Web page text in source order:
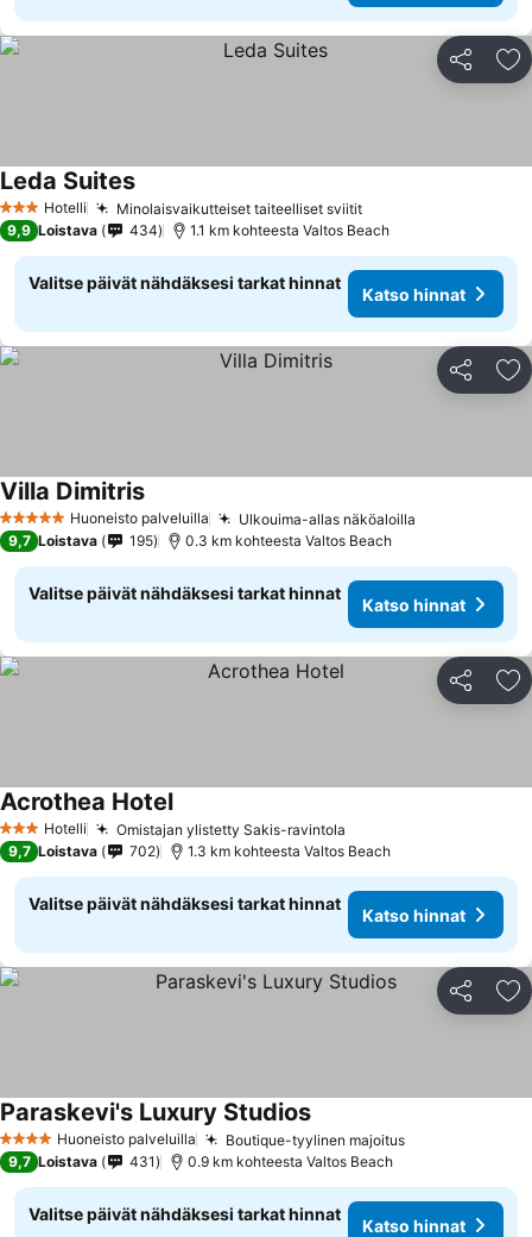
Jaa
3 Tähtiluokitus
Hotelli Minolaisvaikutteiset taiteelliset sviititKatso hinnat
Leda SuitesKatso hinnat
9,9 Loistava 434 1.1 km kohteesta Valtos Beach
Valitse päivät nähdäksesi tarkat hinnat
Katso hinnat
Jaa
5 TähtiluokitusHuoneisto palveluilla Ulkouima-allas näköaloilla
Villa DimitrisKatso hinnat
9,7 Loistava 195 0.3 km kohteesta Valtos Beach
Valitse päivät nähdäksesi tarkat hinnat
Katso hinnat
Jaa
3 Tähtiluokitus
Hotelli Omistajan ylistetty Sakis-ravintola
Acrothea HotelKatso hinnat
9,7 Loistava 702 1.3 km kohteesta Valtos Beach
Valitse päivät nähdäksesi tarkat hinnat
Katso hinnat
Jaa
4 TähtiluokitusHuoneisto palveluilla Boutique-tyylinen majoitusKatso hinnat
Paraskevi's Luxury StudiosKatso hinnat
9,7 Loistava 431 0.9 km kohteesta Valtos Beach
Valitse päivät nähdäksesi tarkat hinnat
Katso hinnat